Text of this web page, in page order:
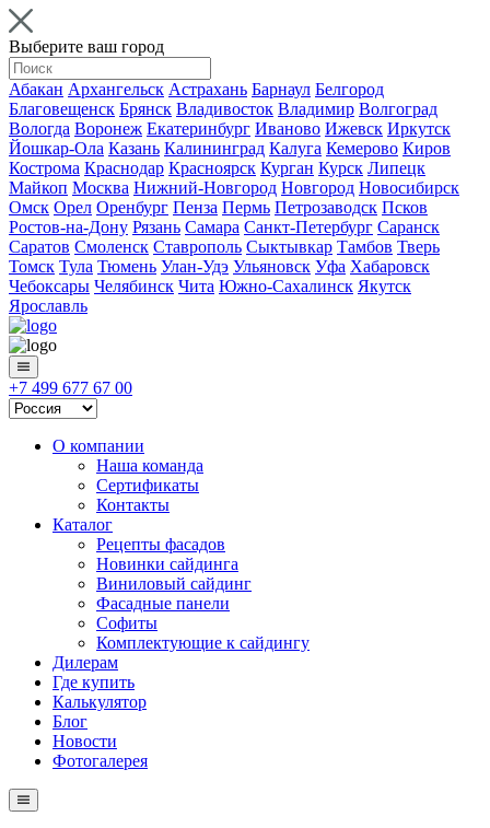
Выберите ваш город
Абакан Архангельск Астрахань Барнаул Белгород
Благовещенск Брянск Владивосток Владимир Волгоград
Вологда Воронеж Екатеринбург Иваново Ижевск Иркутск
Йошкар-Ола Казань Калининград Калуга Кемерово Киров
Кострома Краснодар Красноярск Курган Курск Липецк
Майкоп Москва Нижний-Новгород Новгород Новосибирск
Омск Орел Оренбург Пенза Пермь Петрозаводск Псков
Ростов-на-Дону Рязань Самара Санкт-Петербург Саранск
Саратов Смоленск Ставрополь Сыктывкар Тамбов Тверь
Томск Тула Тюмень Улан-Удэ Ульяновск Уфа Хабаровск
Чебоксары Челябинск Чита Южно-Сахалинск Якутск
Ярославль
+7 499 677 67 00
О компании
Наша команда
Сертификаты
Контакты
Каталог
Рецепты фасадов
Новинки сайдинга
Виниловый сайдинг
Фасадные панели
Софиты
Комплектующие к сайдингу
Дилерам
Где купить
Калькулятор
Блог
Новости
Фотогалерея